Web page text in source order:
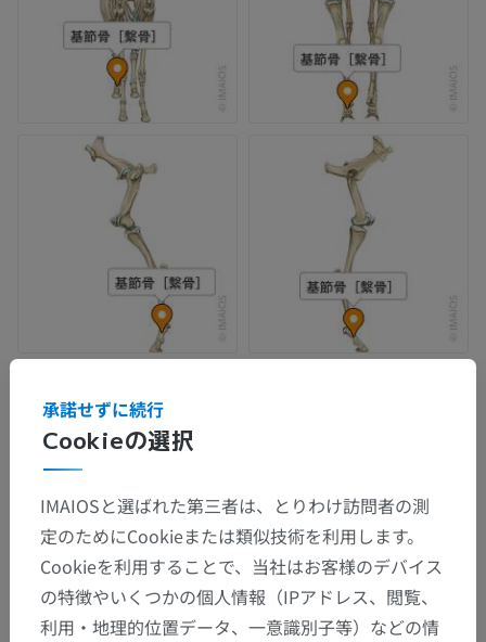
Cookieの選択
承諾せずに続行
IMAIOSと選ばれた第三者は、とりわけ訪問者の測
定のためにCookieまたは類似技術を利用します。
Cookieを利用することで、当社はお客様のデバイス
の特徴やいくつかの個人情報（IPアドレス、閲覧、
利用・地理的位置データ、一意識別子等）などの情